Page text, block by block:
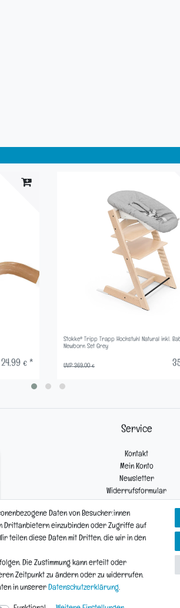
24,99 € *
Stokke® Tripp Trapp Hochstuhl Natural inkl.
Newborn Set Grey
UVP 369,00 €
Service
Kontakt
Mein Konto
Newsletter
Widerrufsformular
Copyright 2026 | Alle Rechte vorbehalten.
Daten von Besucher:innen
Drittanbietern einzubinden oder Zugriffe auf
teilen diese Daten mit Dritten, die wir in den
Die Zustimmung kann erteilt oder
Zeitpunkt zu ändern oder zu widerrufen.
in unserer Daten­schutz­erklärung.